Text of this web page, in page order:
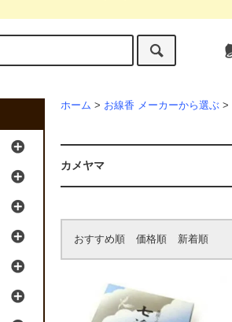
ホーム > お線香 メーカーから選ぶ >
カメヤマ
おすすめ順 価格順 新着順